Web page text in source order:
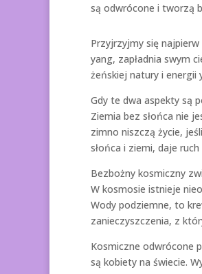
są odwrócone i tworzą
Przyjrzyjmy się
yang, zapładnia swym
żeńskiej natury i energii
Gdy te dwa aspekty są
Ziemia bez słońca nie
zimno niszczą życie,
słońca i ziemi, daje
Bezbożny kosmiczny
W kosmosie istnieje
Wody podziemne, to
zanieczyszczenia, z
Kosmiczne odwrócone
są kobiety na świecie.